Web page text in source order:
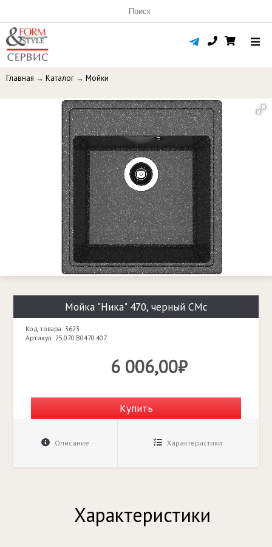
Главная → Каталог → Мойки
Мойка "Ника" 470, черный СМс
Код товара: 3623
Артикул: 25.070.B0470.407
6 006,00₽
Купить
Описание Характеристики
Характеристики